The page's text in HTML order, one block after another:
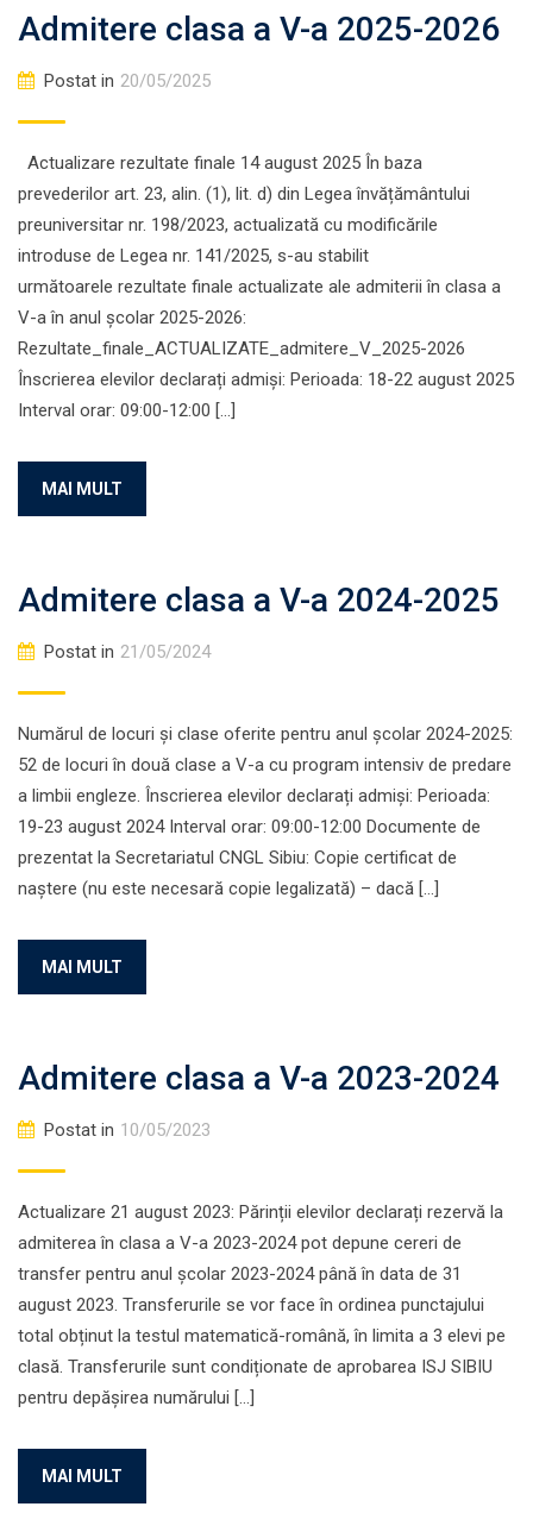
Admitere clasa a V-a 2025-2026
Postat in 20/05/2025
Actualizare rezultate finale 14 august 2025 În baza
prevederilor art. 23, alin. (1), lit. d) din Legea învățământului
preuniversitar nr. 198/2023, actualizată cu modificările
introduse de Legea nr. 141/2025, s-au stabilit
următoarele rezultate finale actualizate ale admiterii în clasa a
V-a în anul școlar 2025-2026:
Rezultate_finale_ACTUALIZATE_admitere_V_2025-2026
Înscrierea elevilor declarați admiși: Perioada: 18-22 august 2025
Interval orar: 09:00-12:00 […]
MAI MULT
Admitere clasa a V-a 2024-2025
Postat in 21/05/2024
Numărul de locuri și clase oferite pentru anul școlar 2024-2025:
52 de locuri în două clase a V-a cu program intensiv de predare
a limbii engleze. Înscrierea elevilor declarați admiși: Perioada:
19-23 august 2024 Interval orar: 09:00-12:00 Documente de
prezentat la Secretariatul CNGL Sibiu: Copie certificat de
naștere (nu este necesară copie legalizată) – dacă […]
MAI MULT
Admitere clasa a V-a 2023-2024
Postat in 10/05/2023
Actualizare 21 august 2023: Părinții elevilor declarați rezervă la
admiterea în clasa a V-a 2023-2024 pot depune cereri de
transfer pentru anul școlar 2023-2024 până în data de 31
august 2023. Transferurile se vor face în ordinea punctajului
total obținut la testul matematică-română, în limita a 3 elevi pe
clasă. Transferurile sunt condiționate de aprobarea ISJ SIBIU
pentru depășirea numărului […]
MAI MULT